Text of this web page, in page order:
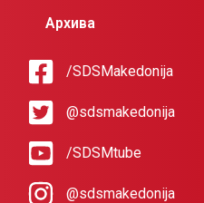
Архива
/SDSMakedonija
@sdsmakedonija
/SDSMtube
@sdsmakedonija